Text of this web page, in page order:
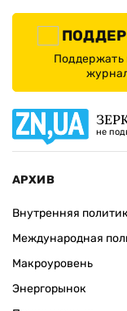
не
АРХИВ
Внутренняя
Международная
Макроуровень
Энергорынок